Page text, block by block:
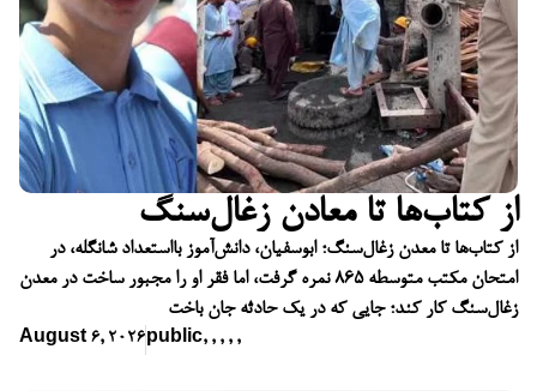
از کتاب‌ها تا معادن زغال‌سنگ
از کتاب‌ها تا معدن زغال‌سنگ؛ ابوسفیان، دانش‌آموز بااستعداد شانگله، در
امتحان مکتب متوسطه ۸۶۵ نمره گرفت، اما فقر او را مجبور ساخت در معدن
زغال‌سنگ کار کند؛ جایی که در یک حادثه جان باخت
August 6, 2026 public, , , , ,